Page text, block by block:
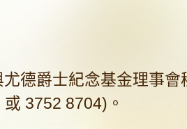
德爵士紀念基金理事會
3752 8704)。